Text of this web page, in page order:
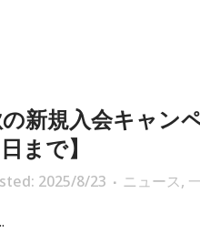
新規入会キャン
まで】
2025/8/23 ニュース,